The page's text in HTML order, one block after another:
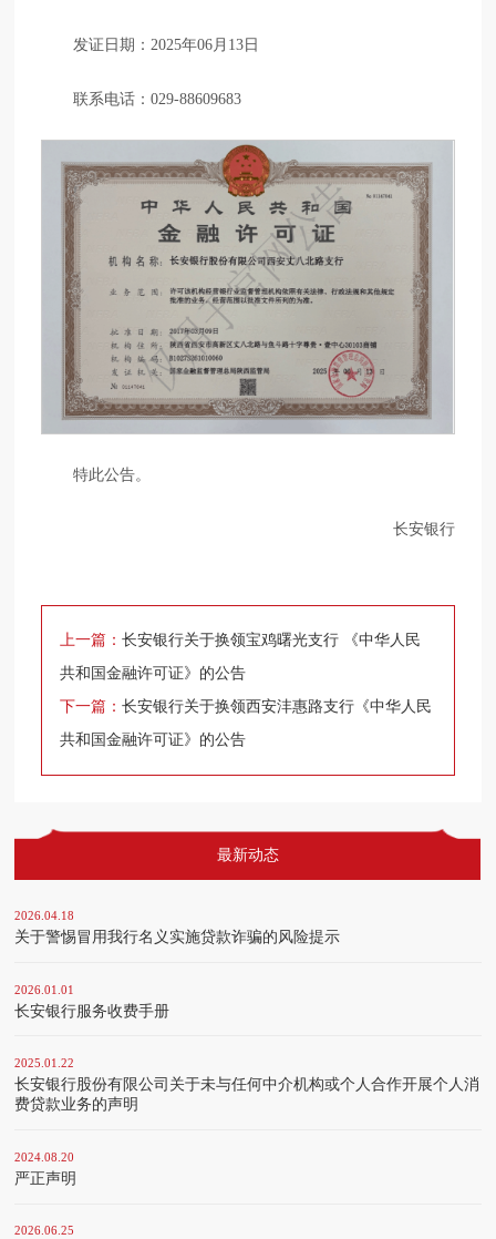
发证日期：2025年06月13日
联系电话：029-88609683
特此公告。
长安银行
上一篇：长安银行关于换领宝鸡曙光支行 《中华人民
共和国金融许可证》的公告
下一篇：长安银行关于换领西安沣惠路支行《中华人民
共和国金融许可证》的公告
最新动态
2026.04.18
关于警惕冒用我行名义实施贷款诈骗的风险提示
2026.01.01
长安银行服务收费手册
2025.01.22
长安银行股份有限公司关于未与任何中介机构或个人合作开展个人消
费贷款业务的声明
2024.08.20
严正声明
2026.06.25